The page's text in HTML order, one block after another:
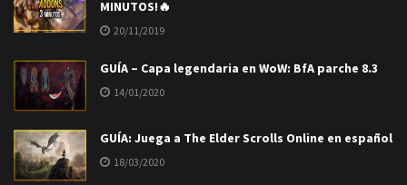
MINUTOS!🔥
20/11/2019
GUÍA – Capa legendaria en WoW: BfA parche 8.3
14/01/2020
GUÍA: Juega a The Elder Scrolls Online en español
18/03/2020